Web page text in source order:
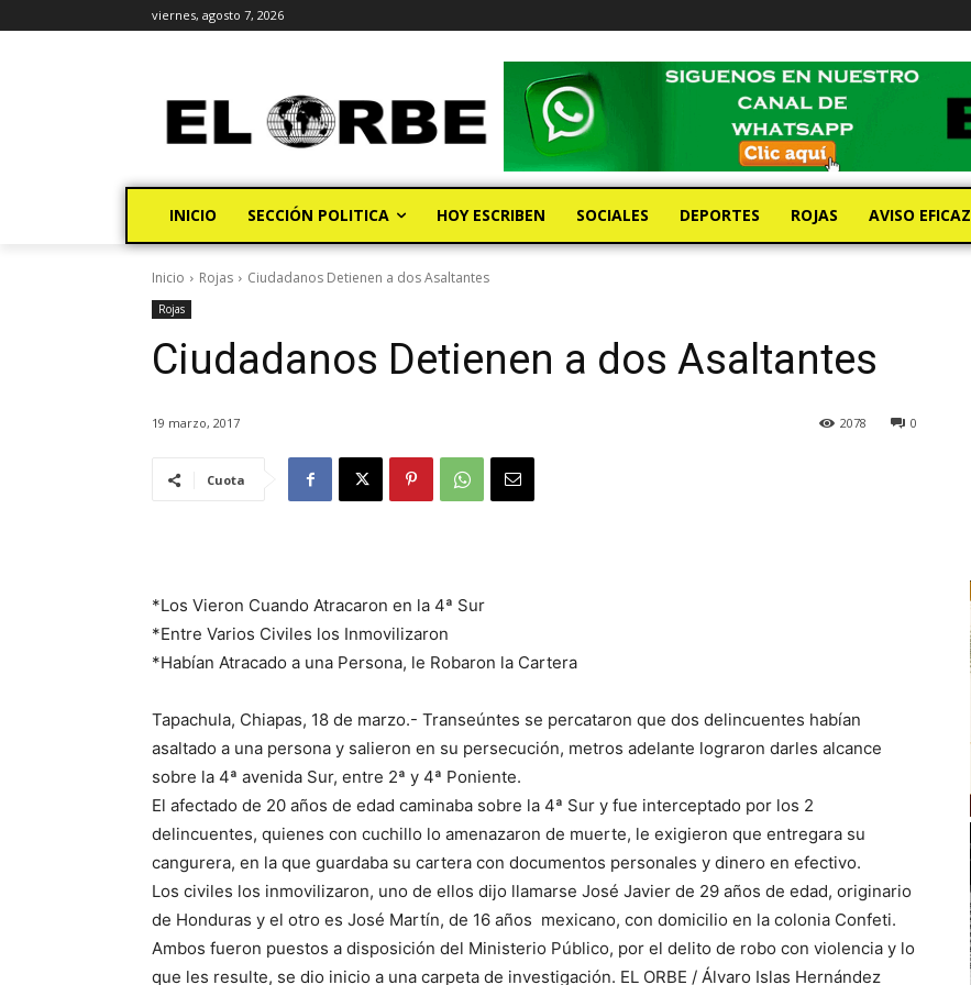
viernes, agosto 7, 2026
INICIO SECCIÓN POLITICA HOY ESCRIBEN SOCIALES DEPORTES ROJAS AVISO EFICAZ
Inicio Rojas Ciudadanos Detienen a dos Asaltantes
Rojas
Ciudadanos Detienen a dos Asaltantes
19 marzo, 2017 0
2078
Cuota
*Los Vieron Cuando Atracaron en la 4ª Sur
*Entre Varios Civiles los Inmovilizaron
*Habían Atracado a una Persona, le Robaron la Cartera
Tapachula, Chiapas, 18 de marzo.- Transeúntes se percataron que dos delincuentes habían
asaltado a una persona y salieron en su persecución, metros adelante lograron darles alcance
sobre la 4ª avenida Sur, entre 2ª y 4ª Poniente.
El afectado de 20 años de edad caminaba sobre la 4ª Sur y fue interceptado por los 2
delincuentes, quienes con cuchillo lo amenazaron de muerte, le exigieron que entregara su
cangurera, en la que guardaba su cartera con documentos personales y dinero en efectivo.
Los civiles los inmovilizaron, uno de ellos dijo llamarse José Javier de 29 años de edad, originario
de Honduras y el otro es José Martín, de 16 años mexicano, con domicilio en la colonia Confeti.
Ambos fueron puestos a disposición del Ministerio Público, por el delito de robo con violencia y lo
que les resulte, se dio inicio a una carpeta de investigación. EL ORBE / Álvaro Islas Hernández